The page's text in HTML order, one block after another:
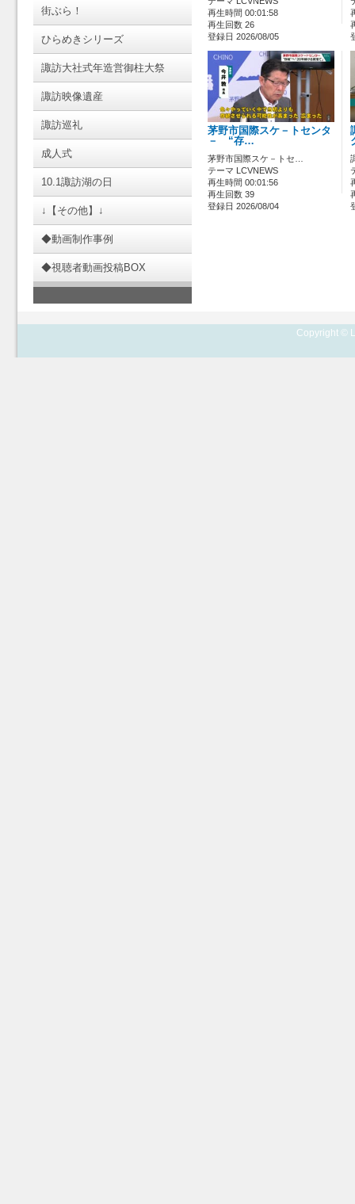
街ぶら！
ひらめきシリーズ
諏訪大社式年造営御柱大祭
諏訪映像遺産
諏訪巡礼
成人式
10.1諏訪湖の日
↓【その他】↓
◆動画制作事例
◆視聴者動画投稿BOX
再生時間 00:01:58
再生回数 26
登録日 2026/08/05
茅野市国際スケ－トセンタ
－ “存…
茅野市国際スケ－トセ…
テーマ LCVNEWS
再生時間 00:01:56
再生回数 39
登録日 2026/08/04
Copyright ©